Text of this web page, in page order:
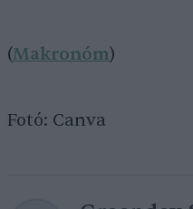
(Makronóm)
Fotó: Canva